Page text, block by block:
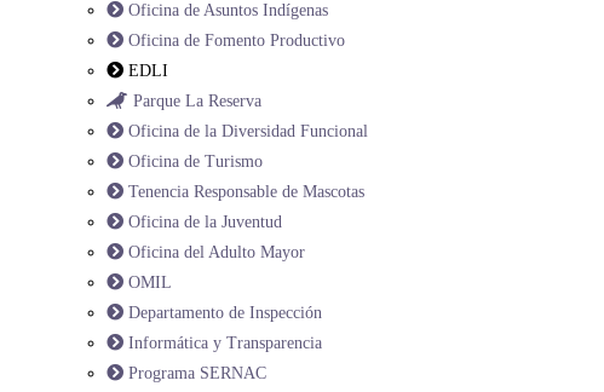
Oficina de Asuntos Indígenas
Oficina de Fomento Productivo
EDLI
Parque La Reserva
Oficina de la Diversidad Funcional
Oficina de Turismo
Tenencia Responsable de Mascotas
Oficina de la Juventud
Oficina del Adulto Mayor
OMIL
Departamento de Inspección
Informática y Transparencia
Programa SERNAC